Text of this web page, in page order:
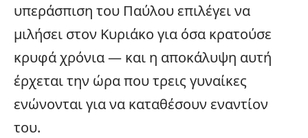
υπεράσπιση του Παύλου επιλέγει να
μιλήσει στον Κυριάκο για όσα κρατούσε
κρυφά χρόνια — και η αποκάλυψη αυτή
έρχεται την ώρα που τρεις γυναίκες
ενώνονται για να καταθέσουν εναντίον
του.